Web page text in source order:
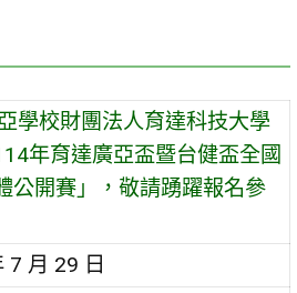
學校財團法人育達科技大學
年育達廣亞盃暨台健盃全國
公開賽」，敬請踴躍報名參
7 月 29 日